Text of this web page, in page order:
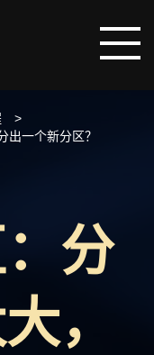
出一个新分区？
分
，